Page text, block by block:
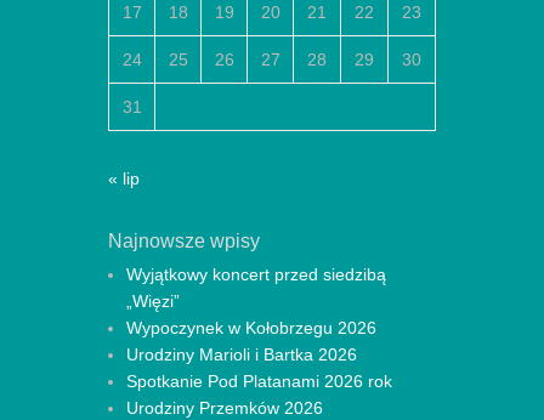
17 18 19 20 21 22 23
24 25 26 27 28 29 30
31
« lip
Najnowsze wpisy
Wyjątkowy koncert przed siedzibą
„Więzi”
Wypoczynek w Kołobrzegu 2026
Urodziny Marioli i Bartka 2026
Spotkanie Pod Platanami 2026 rok
Urodziny Przemków 2026